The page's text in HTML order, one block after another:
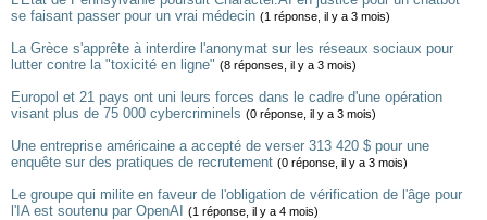
se faisant passer pour un vrai médecin (1 réponse, il y a 3 mois)
La Grèce s'apprête à interdire l'anonymat sur les réseaux sociaux pour
lutter contre la "toxicité en ligne" (8 réponses, il y a 3 mois)
Europol et 21 pays ont uni leurs forces dans le cadre d'une opération
visant plus de 75 000 cybercriminels (0 réponse, il y a 3 mois)
Une entreprise américaine a accepté de verser 313 420 $ pour une
enquête sur des pratiques de recrutement (0 réponse, il y a 3 mois)
Le groupe qui milite en faveur de l'obligation de vérification de l'âge pour
l'IA est soutenu par OpenAI
(1 réponse, il y a 4 mois)